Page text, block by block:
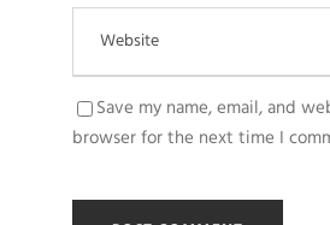
Save my name, email, and
browser for the next time I